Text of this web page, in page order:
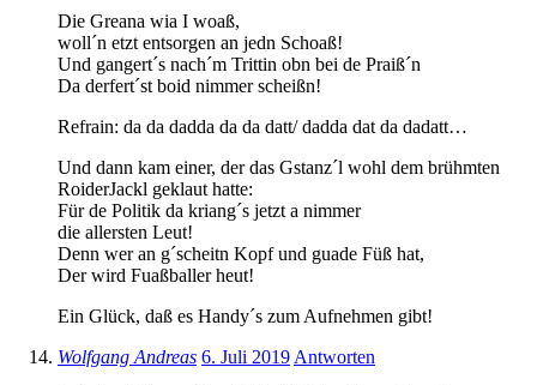
Die Greana wia I woaß,
woll´n etzt entsorgen an jedn Schoaß!
Und gangert´s nach´m Trittin obn bei de Praiß´n
Da derfert´st boid nimmer scheißn!
Refrain: da da dadda da da datt/ dadda dat da dadatt…
Und dann kam einer, der das Gstanz´l wohl dem brühmten
RoiderJackl geklaut hatte:
Für de Politik da kriang´s jetzt a nimmer
die allersten Leut!
Denn wer an g´scheitn Kopf und guade Füß hat,
Der wird Fuaßballer heut!
Ein Glück, daß es Handy´s zum Aufnehmen gibt!
Wolfgang Andreas 6. Juli 2019 Antworten